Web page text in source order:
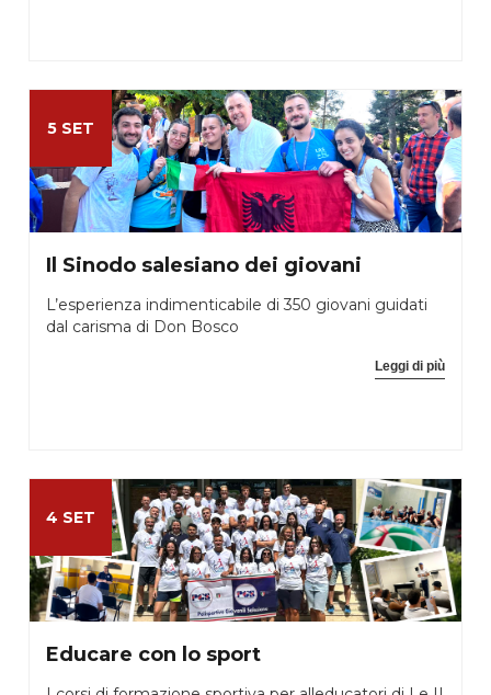
5 SET
Il Sinodo salesiano dei giovani
L’esperienza indimenticabile di 350 giovani guidati
dal carisma di Don Bosco
Leggi di più
4 SET
Educare con lo sport